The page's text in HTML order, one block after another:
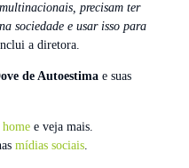
precisam ter
sociedade e usar isso para
a diretora.
de Autoestima e suas
home e veja mais.
mídias sociais